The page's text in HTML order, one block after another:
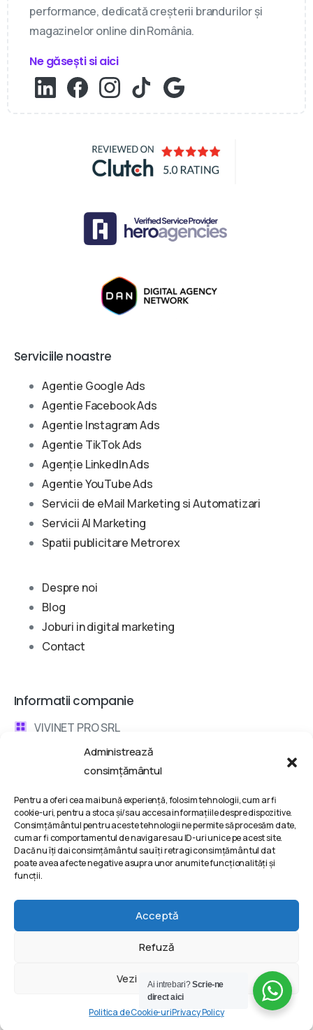
Administrează
consimțământul
Pentru a oferi cea mai bună experiență, folosim tehnologii, cum ar fi
cookie-uri, pentru a stoca și/sau accesa informațiile despre dispozitive.
Consimțământul pentru aceste tehnologii ne permite să procesăm date,
cum ar fi comportamentul de navigare sau ID-uri unice pe acest site.
Dacă nu îți dai consimțământul sau îți retragi consimțământul dat
poate avea afecte negative asupra unor anumite funcționalități și
funcții.
Acceptă
Refuză
Vezi preferințele
Politica de Cookie-uriPrivacy Policy
performance, dedicată creșterii brandurilor și
magazinelor online din România.
Ne găsești si aici
Serviciile noastre
Agentie Google Ads
Agentie Facebook Ads
Agentie Instagram Ads
Agentie TikTok Ads
Agenție LinkedIn Ads
Agentie YouTube Ads
Servicii de eMail Marketing si Automatizari
Servicii AI Marketing
Spatii publicitare Metrorex
Despre noi
Blog
Joburi in digital marketing
Contact
Informatii companie
VIVINET PRO SRL
Bd. Metalurgiei 132, Bucharest, Romania
Discuta cu un consultant
Termeni si conditii
Politica de Confidentialitate
2025 | VIVINET PRO SRL © All rights reserved @ Powered
VIVINET – Digital agency
Ai intrebari?Scrie-ne
direct aici